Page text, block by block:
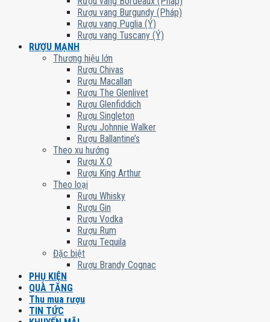
Rượu vang Burgundy (Pháp)
Rượu vang Puglia (Ý)
Rượu vang Tuscany (Ý)
RƯỢU MẠNH
Thương hiệu lớn
Rượu Chivas
Rượu Macallan
Rượu The Glenlivet
Rượu Glenfiddich
Rượu Singleton
Rượu Johnnie Walker
Rượu Ballantine’s
Theo xu hướng
Rượu X.O
Rượu King Arthur
Theo loại
Rượu Whisky
Rượu Gin
Rượu Vodka
Rượu Rum
Rượu Tequila
Đặc biệt
Rượu Brandy Cognac
PHỤ KIỆN
QUÀ TẶNG
Thu mua rượu
TIN TỨC